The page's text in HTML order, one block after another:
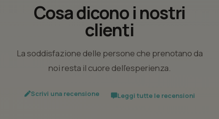
Cosa dicono i nostri
clienti
La soddisfazione delle persone che prenotano da
noi resta il cuore dell’esperienza.
Scrivi una recensione Leggi tutte le recensioni